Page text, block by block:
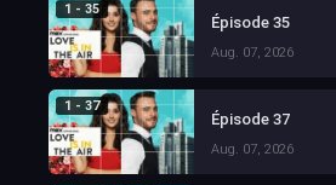
1 - 35
Épisode 35
Aug. 07, 2026
1 - 37
Épisode 37
Aug. 07, 2026